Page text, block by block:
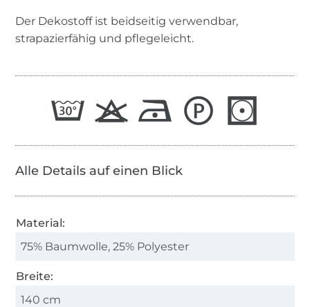
Der Dekostoff ist beidseitig verwendbar,
strapazierfähig und pflegeleicht.
Alle Details auf einen Blick
Material:
75% Baumwolle, 25% Polyester
Breite:
140 cm